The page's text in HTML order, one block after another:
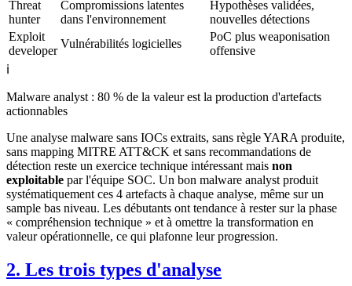
Threat
hunter
Compromissions latentes
dans l'environnement
Hypothèses validées,
nouvelles détections
Exploit
developer
Vulnérabilités logicielles
PoC plus weaponisation
offensive
ℹ️
Malware analyst : 80 % de la valeur est la production d'artefacts
actionnables
Une analyse malware sans IOCs extraits, sans règle YARA produite,
sans mapping MITRE ATT&CK et sans recommandations de
détection reste un exercice technique intéressant mais non
exploitable par l'équipe SOC. Un bon malware analyst produit
systématiquement ces 4 artefacts à chaque analyse, même sur un
sample bas niveau. Les débutants ont tendance à rester sur la phase
« compréhension technique » et à omettre la transformation en
valeur opérationnelle, ce qui plafonne leur progression.
2. Les trois types d'analyse